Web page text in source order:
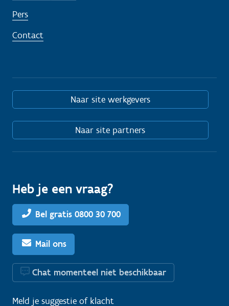
Pers
Contact
Naar site werkgevers
Naar site partners
Heb je een vraag?
Bel gratis 0800 30 700
Mail ons
Chat momenteel niet beschikbaar
Meld je suggestie of klacht